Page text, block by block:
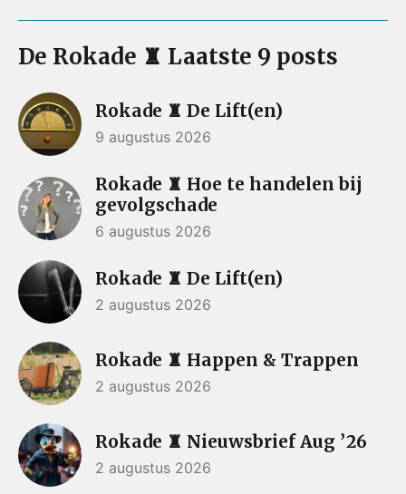
De Rokade ♜ Laatste 9 posts
Rokade ♜ De Lift(en)
9 augustus 2026
Rokade ♜ Hoe te handelen bij
gevolgschade
6 augustus 2026
Rokade ♜ De Lift(en)
2 augustus 2026
Rokade ♜ Happen & Trappen
2 augustus 2026
Rokade ♜ Nieuwsbrief Aug ’26
2 augustus 2026